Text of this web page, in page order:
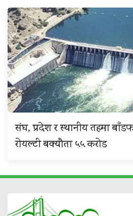
संघ, प्रदेश र स्थानीय तहमा
रोयल्टी बक्यौता ५५ करोड